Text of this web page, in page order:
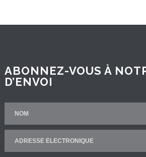
ABONNEZ-VOUS À
D’ENVOI